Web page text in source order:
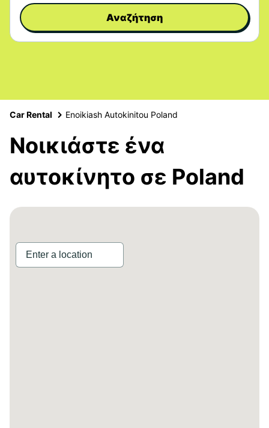
Αναζήτηση
Car Rental Enoikiash Autokinitou Poland
Νοικιάστε ένα
αυτοκίνητο σε Poland